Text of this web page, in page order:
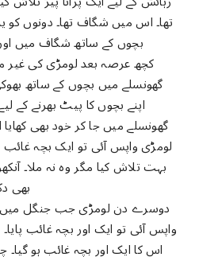
تھا۔ اس میں شگاف تھا۔ دونوں کو
بچوں کے ساتھ شگاف میں اور
کچھ عرصہ بعد لومڑی کی
گھونسلے میں بچوں کے ساتھ
اپنے بچوں کا پیٹ بھرنے کے
گھونسلے میں جا کر خود بھی
لومڑی واپس آئی تو ایک بچہ غائب
بہت تلاش کیا مگر وہ نہ ملا۔
بھی
دوسرے دن لومڑی جب جنگل میں
واپس آئی تو ایک اور بچہ غائب
اس کا ایک اور بچہ غائب ہو